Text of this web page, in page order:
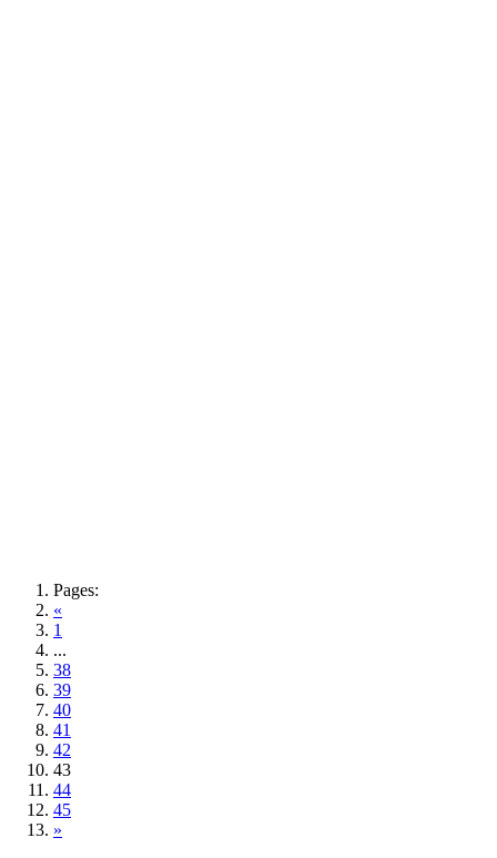
Pages:
«
1
...
38
39
40
41
42
43
44
45
»